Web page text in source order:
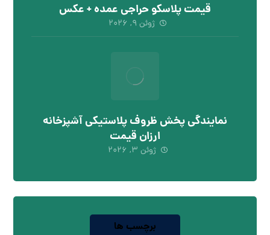
قیمت پلاسکو حراجی عمده + عکس
ژوئن ۹, ۲۰۲۶
نمایندگی پخش ظروف پلاستیکی آشپزخانه
ارزان قیمت
ژوئن ۳, ۲۰۲۶
برچسب ها